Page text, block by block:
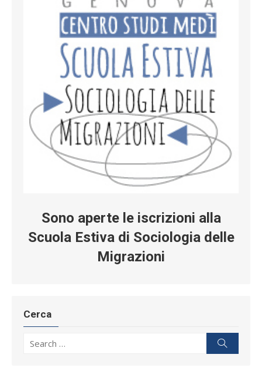
Sono aperte le iscrizioni alla
Scuola Estiva di Sociologia delle
Migrazioni
Cerca